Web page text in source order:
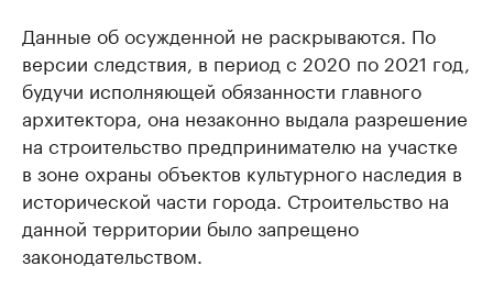
Данные об осужденной не раскрываются. По
версии следствия, в период с 2020 по 2021 год,
будучи исполняющей обязанности главного
архитектора, она незаконно выдала разрешение
на строительство предпринимателю на участке
в зоне охраны объектов культурного наследия в
исторической части города. Строительство на
данной территории было запрещено
законодательством.